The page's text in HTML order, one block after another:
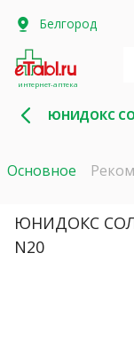
Белгород
интернет-аптека
ЮНИДОКС
Основное
ЮНИДОКС
N20